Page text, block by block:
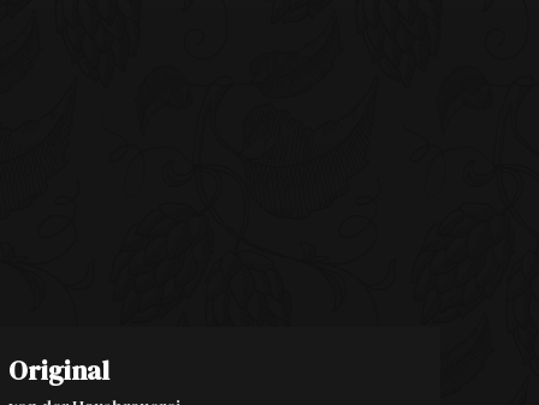
Original